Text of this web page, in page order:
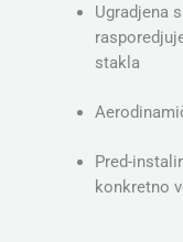
Ugradjena
stakla
Pred-
konkretno